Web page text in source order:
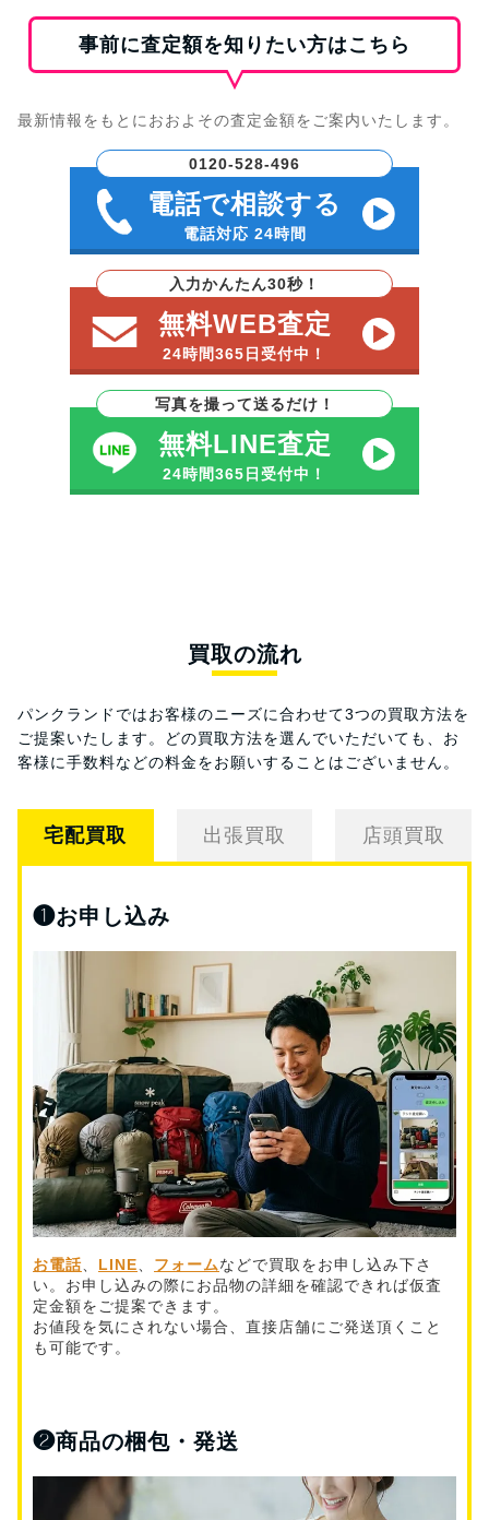
事前に査定額を知りたい方はこちら
最新情報をもとにおおよその査定金額をご案内いたします。
0120-528-496
電話で相談する
電話対応 24時間
入力かんたん30秒！
無料WEB査定
24時間365日受付中！
写真を撮って送るだけ！
無料LINE査定
24時間365日受付中！
買取の流れ
パンクランドではお客様のニーズに合わせて3つの買取方法を
ご提案いたします。
どの買取方法を選んでいただいても、お
客様に手数料などの料金をお願いすることはございません。
宅配買取 出張買取 店頭買取
❶お申し込み
お電話、 LINE、 フォームなどで買取をお申し込み下さ
い。お申し込みの際にお品物の詳細を確認できれば仮査
定金額をご提案できます。
お値段を気にされない場合、直接店舗にご発送頂くこと
も可能です。
❷商品の梱包・発送